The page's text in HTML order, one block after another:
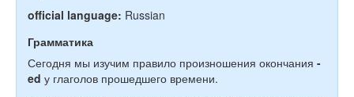
official language: Russian
Грамматика
Сегодня мы изучим правило произношения окончания -
ed у глаголов прошедшего времени.